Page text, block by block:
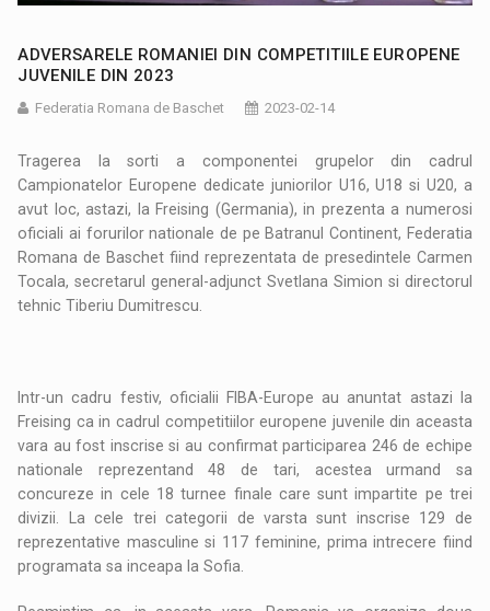
ADVERSARELE ROMANIEI DIN COMPETITIILE EUROPENE
JUVENILE DIN 2023
Federatia Romana de Baschet 2023-02-14
Tragerea la sorti a componentei grupelor din cadrul
Campionatelor Europene dedicate juniorilor U16, U18 si U20, a
avut loc, astazi, la Freising (Germania), in prezenta a numerosi
oficiali ai forurilor nationale de pe Batranul Continent, Federatia
Romana de Baschet fiind reprezentata de presedintele Carmen
Tocala, secretarul general-adjunct Svetlana Simion si directorul
tehnic Tiberiu Dumitrescu.
Intr-un cadru festiv, oficialii FIBA-Europe au anuntat astazi la
Freising ca in cadrul competitiilor europene juvenile din aceasta
vara au fost inscrise si au confirmat participarea 246 de echipe
nationale reprezentand 48 de tari, acestea urmand sa
concureze in cele 18 turnee finale care sunt impartite pe trei
divizii. La cele trei categorii de varsta sunt inscrise 129 de
reprezentative masculine si 117 feminine, prima intrecere fiind
programata sa inceapa la Sofia.